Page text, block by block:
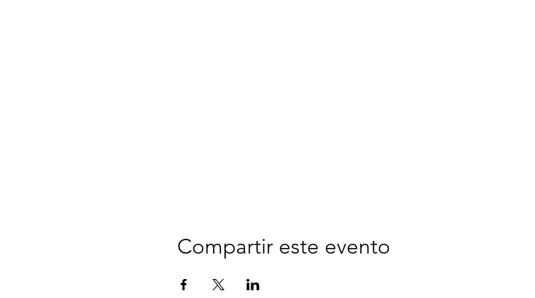
Compartir este evento